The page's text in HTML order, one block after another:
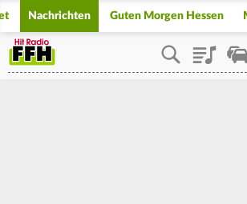
Nachrichten Guten Morgen Hessen
Playlist